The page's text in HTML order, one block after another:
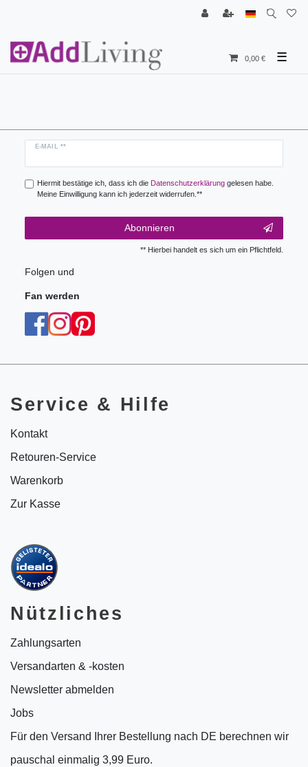
0,00 € ☰
E-MAIL **
Newsletter
Hiermit bestätige ich, dass ich die Daten­schutz­erklärunggelesen habe.
Meine Einwilligung kann ich jederzeit widerrufen.**
Abonnieren
** Hierbei handelt es sich um ein Pflichtfeld.
Folgen und
Fan werden
Service & Hilfe
Kontakt
Retouren-Service
Warenkorb
Zur Kasse
Nützliches
Zahlungsarten
Versandarten & -kosten
Newsletter abmelden
Jobs
Für den Versand Ihrer Bestellung nach DE berechnen wir
pauschal einmalig 3,99 Euro.